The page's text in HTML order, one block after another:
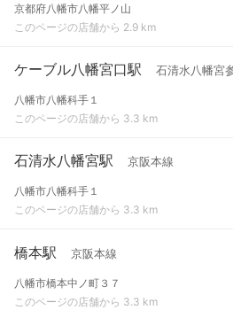
京都府八幡市八幡平ノ山
このページの店舗から 2.9 km
ケーブル八幡宮口駅 石清水八幡宮
八幡市八幡科手１
このページの店舗から 3.3 km
石清水八幡宮駅 京阪本線
八幡市八幡科手１
このページの店舗から 3.3 km
橋本駅 京阪本線
八幡市橋本中ノ町３７
このページの店舗から 3.3 km